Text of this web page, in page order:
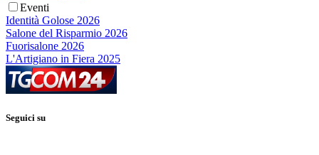
Eventi
Identità Golose 2026
Salone del Risparmio 2026
Fuorisalone 2026
L'Artigiano in Fiera 2025
Seguici su